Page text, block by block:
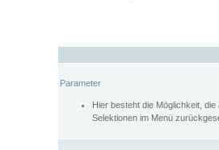
Parameter
Hier besteht die Möglichkeit,
Selektionen im Menü